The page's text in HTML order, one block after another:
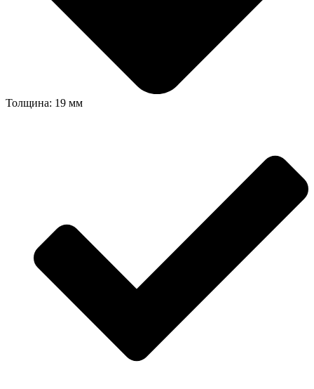
Толщина: 19 мм